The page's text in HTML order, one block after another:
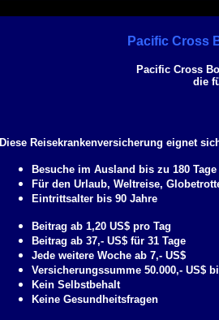
Pacific Cross
Pacific Cross
die
Diese Reisekrankenversicherung eignet
Besuche im Ausland bis zu 180
Für den Urlaub, Weltreise,
Eintrittsalter bis 90 Jahre
Beitrag ab 1,20 US$ pro Tag
Beitrag ab 37,- US$ für 31 Tage
Jede weitere Woche ab 7,- US$
Versicherungssumme 50.000,- US$
Kein Selbstbehalt
Keine Gesundheitsfragen